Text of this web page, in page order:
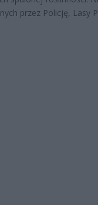
przez Policję, Lasy